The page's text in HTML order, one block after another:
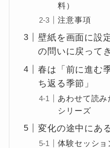
料）
注意事項
壁紙を画面に設
の問いに戻って
春は「前に進む
ち返る季節」
あわせて読
シリーズ
変化の途中にあ
体験セッショ